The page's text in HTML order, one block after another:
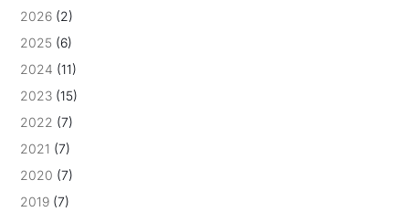
2026 (2)
2025 (6)
2024 (11)
2023 (15)
2022 (7)
2021 (7)
2020 (7)
2019 (7)